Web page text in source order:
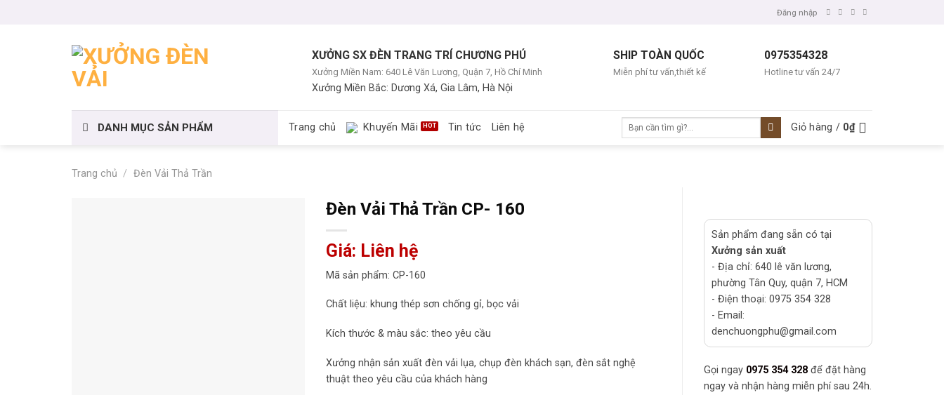
Đăng nhập
XƯỞNG SX ĐÈN TRANG TRÍ CHƯƠNG PHÚ
Xưởng Miền Nam: 640 Lê Văn Lương, Quận 7, Hồ Chí Minh
Xưởng Miền Bắc: Dương Xá, Gia Lâm, Hà Nội
SHIP TOÀN QUỐC
Miễn phí tư vấn,thiết kế
0975354328
Hotline tư vấn 24/7
DANH MỤC SẢN PHẨM Trang chủ Khuyến Mãi Tin tức Liên hệ
Tìm
kiếm:
Giỏ hàng / 0₫
Trang chủ / Đèn Vải Thả Trần
Sản phẩm đang sẵn có tại
Xưởng sản xuất
- Địa chỉ: 640 lê văn lương,
phường Tân Quy, quận 7, HCM
- Điện thoại: 0975 354 328
- Email:
denchuongphu@gmail.com
Gọi ngay 0975 354 328 để đặt hàng
ngay và nhận hàng miễn phí sau 24h.
Đèn Vải Thả Trần CP- 160
Giá: Liên hệ
Mã sản phẩm: CP-160
Chất liệu: khung thép sơn chống gỉ, bọc vải
Kích thước & màu sắc: theo yêu cầu
Xưởng nhận sản xuất đèn vải lụa, chụp đèn khách sạn, đèn sắt nghệ
thuật theo yêu cầu của khách hàng